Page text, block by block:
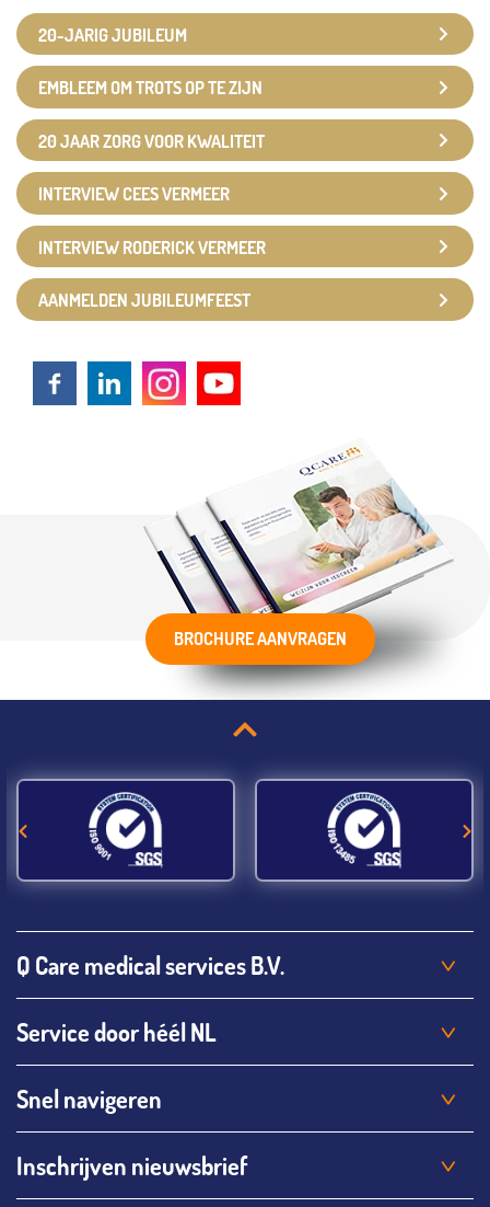
20-JARIG JUBILEUM
EMBLEEM OM TROTS OP TE ZIJN
20 JAAR ZORG VOOR KWALITEIT
INTERVIEW CEES VERMEER
INTERVIEW RODERICK VERMEER
AANMELDEN JUBILEUMFEEST
BROCHURE AANVRAGEN
Q Care medical services B.V.
Service door héél NL
Snel navigeren
Inschrijven nieuwsbrief